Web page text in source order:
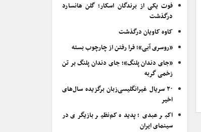
فوت یکی از برندگان اسکار؛ گلن هانسارد
درگذشت
کاوه کاویان درگذشت
«روسری آبی»؛ فرا رفتن از چارچوب بسته
«جای دندان پلنگ»؛ جای دندان پلنگ بر تن
زخمی گربه
۲۰ سریال غیرانگلیسی‌زبان برگزیده سال‌های
اخیر
اکبر عبدی؛ پدیده کم‌نظیر بازیگری در
سینمای ایران